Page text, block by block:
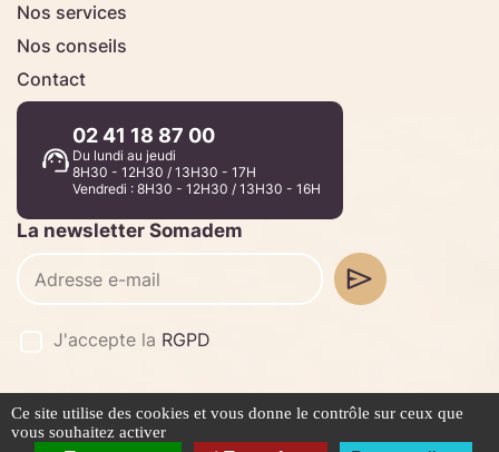
Nos services
Nos conseils
Contact
02 41 18 87 00
Du lundi au jeudi
8H30 - 12H30 / 13H30 - 17H
Vendredi : 8H30 - 12H30 / 13H30 - 16H
La newsletter Somadem
J'accepte la RGPD
©2026 -Stafe.fr
Mentions légales
Politique de confidentialité
Ce site utilise des cookies et vous donne le contrôle sur ceux que
vous souhaitez activer